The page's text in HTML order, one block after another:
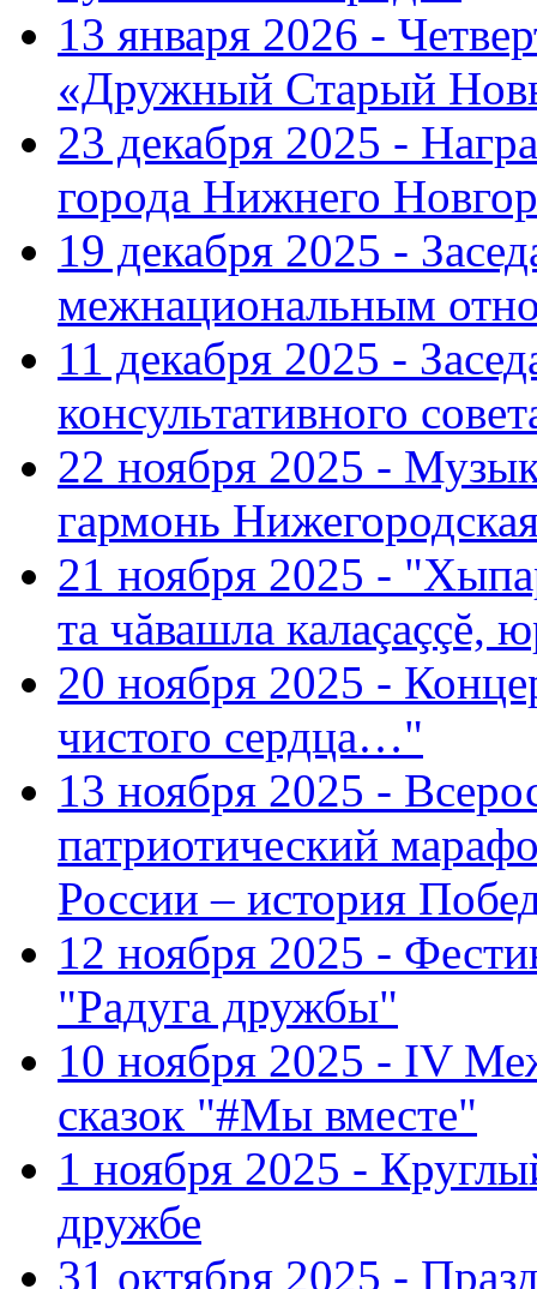
13 января 2026 -
«Дружный Старый
23 декабря 2025 -
города Нижнего
19 декабря 2025 -
межнациональным
11 декабря 2025 -
консультативного
22 ноября 2025 -
гармонь
21 ноября 2025 -
та чăвашла калаçаççĕ,
20 ноября 2025 -
чистого сердца…"
13 ноября 2025 -
патриотический
России – история
12 ноября 2025 -
"Радуга дружбы"
10 ноября 2025 - IV
сказок "#Мы вместе"
1 ноября 2025 -
дружбе
31 октября 2025 -